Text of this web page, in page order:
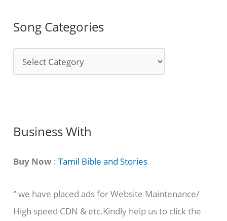
Song Categories
o
C
t
g
o
Business With
Buy Now :Tamil Bible and Stories
” we have placed ads for Website Maintenance/
High speed CDN & etc.Kindly help us to click the